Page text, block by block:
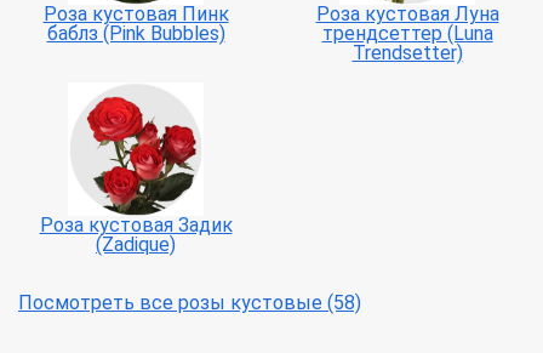
Роза кустовая Пинк
баблз (Pink Bubbles)
Роза кустовая Луна
трендсеттер (Luna
Trendsetter)
Роза кустовая Задик
(Zadique)
Посмотреть все розы кустовые (58)